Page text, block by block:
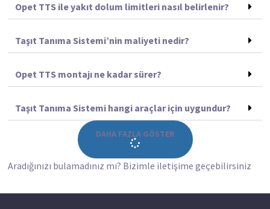
Opet TTS ile yakıt dolum limitleri nasıl belirlenir?
Taşıt Tanıma Sistemi’nin maliyeti nedir?
Opet TTS montajı ne kadar sürer?
Taşıt Tanıma Sistemi hangi araçlar için uygundur?
DAHA FAZLA GÖSTER
Aradığınızı bulamadınız mı? Bizimle iletişime geçebilirsiniz